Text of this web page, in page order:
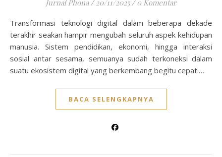
Jurnal Phona / 20/11/2025 / 0 Komentar
Transformasi teknologi digital dalam beberapa dekade
terakhir seakan hampir mengubah seluruh aspek kehidupan
manusia. Sistem pendidikan, ekonomi, hingga interaksi
sosial antar sesama, semuanya sudah terkoneksi dalam
suatu ekosistem digital yang berkembang begitu cepat.…
BACA SELENGKAPNYA